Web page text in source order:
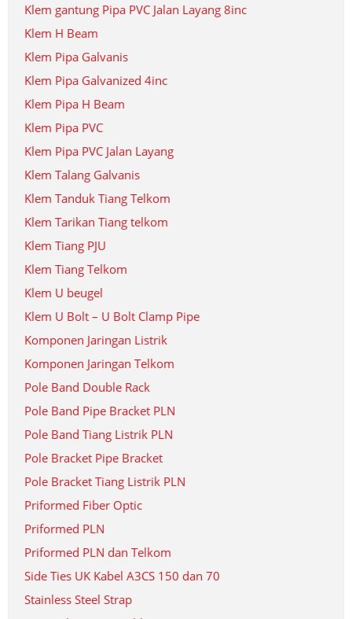
Klem gantung Pipa PVC Jalan Layang 8inc
Klem H Beam
Klem Pipa Galvanis
Klem Pipa Galvanized 4inc
Klem Pipa H Beam
Klem Pipa PVC
Klem Pipa PVC Jalan Layang
Klem Talang Galvanis
Klem Tanduk Tiang Telkom
Klem Tarikan Tiang telkom
Klem Tiang PJU
Klem Tiang Telkom
Klem U beugel
Klem U Bolt – U Bolt Clamp Pipe
Komponen Jaringan Listrik
Komponen Jaringan Telkom
Pole Band Double Rack
Pole Band Pipe Bracket PLN
Pole Band Tiang Listrik PLN
Pole Bracket Pipe Bracket
Pole Bracket Tiang Listrik PLN
Priformed Fiber Optic
Priformed PLN
Priformed PLN dan Telkom
Side Ties UK Kabel A3CS 150 dan 70
Stainless Steel Strap